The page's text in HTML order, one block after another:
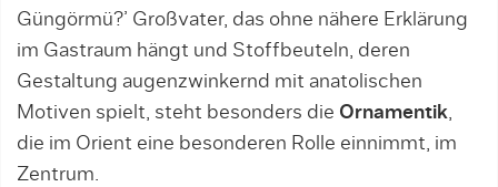
Güngörmü?’ Großvater, das ohne nähere Erklärung
im Gastraum hängt und Stoffbeuteln, deren
Gestaltung augenzwinkernd mit anatolischen
Motiven spielt, steht besonders die Ornamentik,
die im Orient eine besonderen Rolle einnimmt, im
Zentrum.